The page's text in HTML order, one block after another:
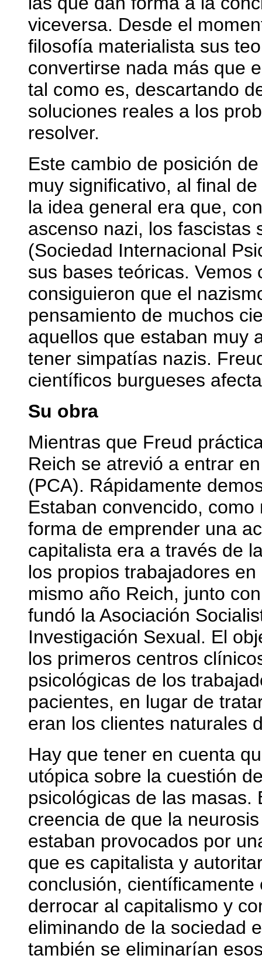
viceversa. Desde el
filosofía materialista sus
convertirse nada más que
tal como es, descartando
soluciones reales a los
resolver.
Este cambio de posición
muy significativo, al final
la idea general era que,
ascenso nazi, los fascistas
(Sociedad Internacional
sus bases teóricas.
consiguieron que el
pensamiento de muchos
aquellos que estaban muy
tener simpatías nazis.
científicos burgueses
Su obra
Mientras que Freud
Reich se atrevió a entrar
(PCA). Rápidamente
Estaban convencido,
forma de emprender una
capitalista era a través de
los propios trabajadores
mismo año Reich, junto
fundó la Asociación
Investigación Sexual. El
los primeros centros
psicológicas de los
pacientes, en lugar de
eran los clientes naturales
Hay que tener en cuenta
utópica sobre la cuestión
psicológicas de las
creencia de que la
estaban provocados por
que es capitalista y
conclusión,
derrocar al capitalismo y
eliminando de la sociedad
también se eliminarían